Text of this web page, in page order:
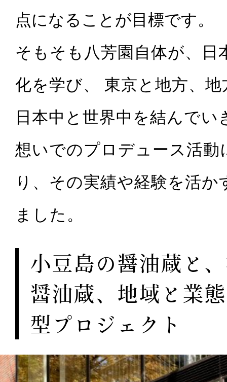
点になることが目標です。
そもそも八芳園自体が、日
化を学び、 東京と地方、
日本中と世界中を結んで
想いでのプロデュース活
り、その実績や経験を活
ました。
小豆島の醤油蔵と
醤油蔵、地域と業
型プロジェクト